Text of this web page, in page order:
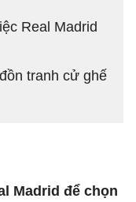
Real Madrid
tranh cử ghế
Madrid để chọn